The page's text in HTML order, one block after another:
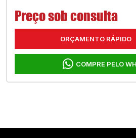
Preço sob consulta
ORÇAMENTO RÁPIDO
COMPRE PELO